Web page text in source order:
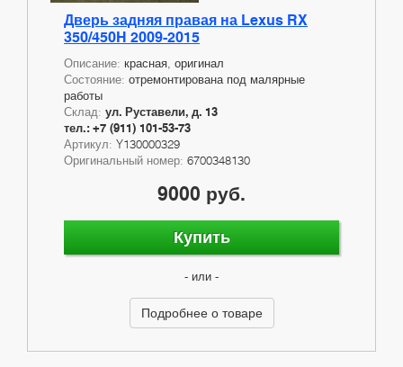
Дверь задняя правая на Lexus RX
350/450H 2009-2015
Описание: красная, оригинал
Состояние: отремонтирована под малярные
работы
Склад: ул. Руставели, д. 13
тел.: +7 (911) 101-53-73
Артикул: Y130000329
Оригинальный номер: 6700348130
9000 руб.
Купить
- или -
Подробнее о товаре